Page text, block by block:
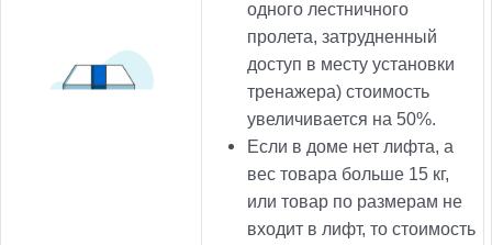
одного лестничного
пролета, затрудненный
доступ в месту установки
тренажера) стоимость
увеличивается на 50%.
Если в доме нет лифта, а
вес товара больше 15 кг,
или товар по размерам не
входит в лифт, то стоимость